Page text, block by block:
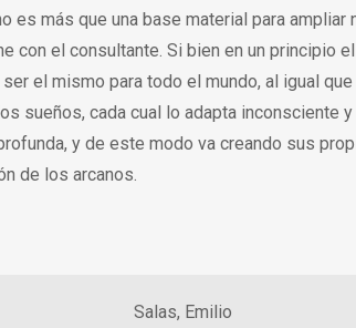
es más que una base material para ampliar
con el consultante. Si bien en un principio el
el mismo para todo el mundo, al igual
sueños, cada cual lo adapta inconsciente y
y de este modo va creando sus
de los arcanos.
Salas, Emilio